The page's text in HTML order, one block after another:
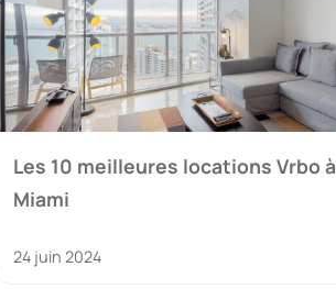
Les 10 meilleures locations Vrbo à
Miami
24 juin 2024